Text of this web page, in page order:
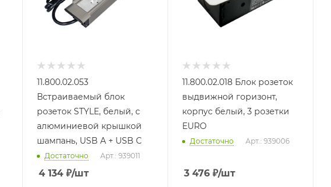
11.800.02.053
Встраиваемый блок
розеток STYLE, белый, с
алюминиевой крышкой
шампань, USB A + USB C
Достаточно Арт.: 939011
4 134₽/шт
11.800.02.018 Блок розеток
выдвижной горизонт,
корпус белый, 3 розетки
EURO
Достаточно Арт.: 939006
3 476₽/шт